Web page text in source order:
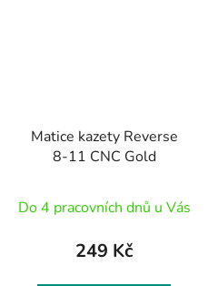
Matice kazety Reverse
8-11 CNC Gold
Do 4 pracovních dnů u Vás
249 Kč